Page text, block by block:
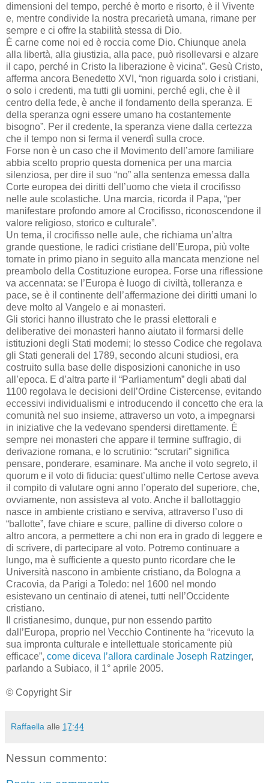
dimensioni del tempo, perché è morto e risorto, è il Vivente
e, mentre condivide la nostra precarietà umana, rimane per
sempre e ci offre la stabilità stessa di Dio.
È carne come noi ed è roccia come Dio. Chiunque anela
alla libertà, alla giustizia, alla pace, può risollevarsi e alzare
il capo, perché in Cristo la liberazione è vicina”. Gesù Cristo,
afferma ancora Benedetto XVI, “non riguarda solo i cristiani,
o solo i credenti, ma tutti gli uomini, perché egli, che è il
centro della fede, è anche il fondamento della speranza. E
della speranza ogni essere umano ha costantemente
bisogno”. Per il credente, la speranza viene dalla certezza
che il tempo non si ferma il venerdì sulla croce.
Forse non è un caso che il Movimento dell’amore familiare
abbia scelto proprio questa domenica per una marcia
silenziosa, per dire il suo “no” alla sentenza emessa dalla
Corte europea dei diritti dell’uomo che vieta il crocifisso
nelle aule scolastiche. Una marcia, ricorda il Papa, “per
manifestare profondo amore al Crocifisso, riconoscendone il
valore religioso, storico e culturale”.
Un tema, il crocifisso nelle aule, che richiama un’altra
grande questione, le radici cristiane dell’Europa, più volte
tornate in primo piano in seguito alla mancata menzione nel
preambolo della Costituzione europea. Forse una riflessione
va accennata: se l’Europa è luogo di civiltà, tolleranza e
pace, se è il continente dell’affermazione dei diritti umani lo
deve molto al Vangelo e ai monasteri.
Gli storici hanno illustrato che le prassi elettorali e
deliberative dei monasteri hanno aiutato il formarsi delle
istituzioni degli Stati moderni; lo stesso Codice che regolava
gli Stati generali del 1789, secondo alcuni studiosi, era
costruito sulla base delle disposizioni canoniche in uso
all’epoca. E d’altra parte il “Parliamentum” degli abati dal
1100 regolava le decisioni dell’Ordine Cistercense, evitando
eccessivi individualismi e introducendo il concetto che era la
comunità nel suo insieme, attraverso un voto, a impegnarsi
in iniziative che la vedevano spendersi direttamente. È
sempre nei monasteri che appare il termine suffragio, di
derivazione romana, e lo scrutinio: “scrutari” significa
pensare, ponderare, esaminare. Ma anche il voto segreto, il
quorum e il voto di fiducia: quest’ultimo nelle Certose aveva
il compito di valutare ogni anno l’operato del superiore, che,
ovviamente, non assisteva al voto. Anche il ballottaggio
nasce in ambiente cristiano e serviva, attraverso l’uso di
“ballotte”, fave chiare e scure, palline di diverso colore o
altro ancora, a permettere a chi non era in grado di leggere e
di scrivere, di partecipare al voto. Potremo continuare a
lungo, ma è sufficiente a questo punto ricordare che le
Università nascono in ambiente cristiano, da Bologna a
Cracovia, da Parigi a Toledo: nel 1600 nel mondo
esistevano un centinaio di atenei, tutti nell’Occidente
cristiano.
Il cristianesimo, dunque, pur non essendo partito
dall’Europa, proprio nel Vecchio Continente ha “ricevuto la
sua impronta culturale e intellettuale storicamente più
efficace”, come diceva l’allora cardinale Joseph Ratzinger,
parlando a Subiaco, il 1° aprile 2005.
© Copyright Sir
Raffaella alle 17:44
Nessun commento: